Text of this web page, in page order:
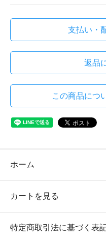
支払い・
返品
この商品につ
ホーム
カートを見る
特定商取引法に基づく表